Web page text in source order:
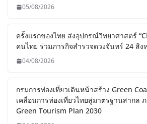
05/08/2026
ครั้งแรกของไทย ส่งอุปกรณ์วิทยาศาสตร์
คนไทย ร่วมภารกิจสำรวจดวงจันทร์ 24 สิ
04/08/2026
กรมการท่องเที่ยวเดินหน้าสร้าง Green
เคลื่อนการท่องเที่ยวไทยสู่มาตรฐานสากล
Green Tourism Plan 2030